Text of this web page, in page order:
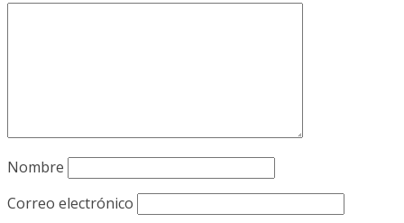
Nombre
Correo electrónico